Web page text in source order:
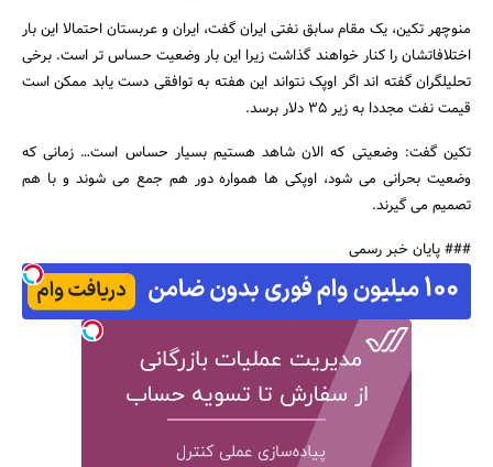
منوچهر تکین، یک مقام سابق نفتی ایران گفت، ایران و عربستان احتمالا این بار
اختلافاتشان را کنار خواهند گذاشت زیرا این بار وضعیت حساس تر است. برخی
تحلیلگران گفته اند اگر اوپک نتواند این هفته به توافقی دست یابد ممکن است
قیمت نفت مجددا به زیر 35 دلار برسد.
تکین گفت: وضعیتی که الان شاهد هستیم بسیار حساس است… زمانی که
وضعیت بحرانی می شود، اوپکی ها همواره دور هم جمع می شوند و با هم
تصمیم می گیرند.
### پایان خبر رسمی